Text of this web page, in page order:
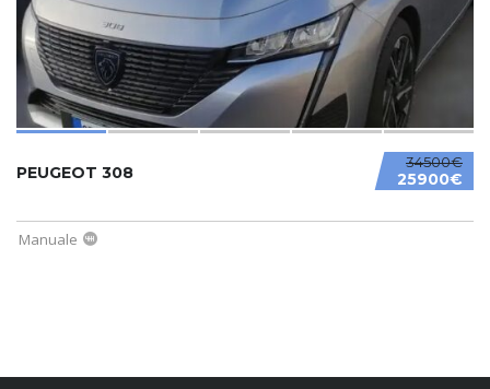
34500€
25900€
PEUGEOT 308
Manuale